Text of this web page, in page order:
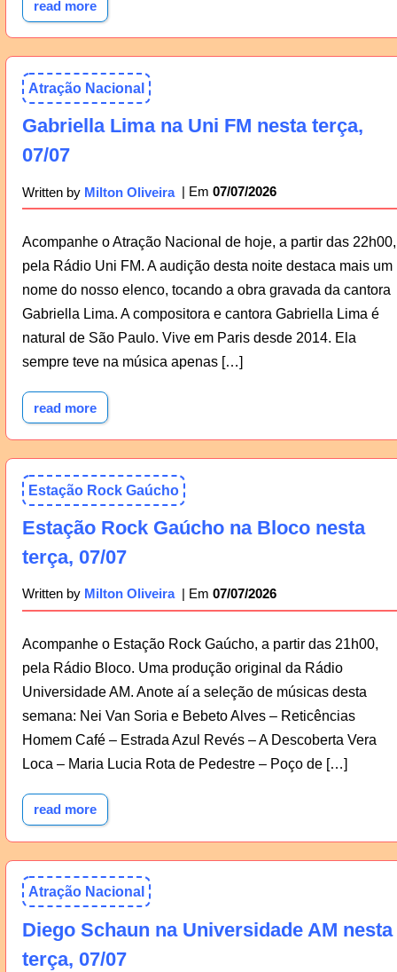
read more
Atração Nacional
Gabriella Lima na Uni FM nesta terça,
07/07
Written by Milton Oliveira 07/07/2026
Acompanhe o Atração Nacional de hoje, a partir das 22h00,
pela Rádio Uni FM. A audição desta noite destaca mais um
nome do nosso elenco, tocando a obra gravada da cantora
Gabriella Lima. A compositora e cantora Gabriella Lima é
natural de São Paulo. Vive em Paris desde 2014. Ela
sempre teve na música apenas […]
read more
Estação Rock Gaúcho
Estação Rock Gaúcho na Bloco nesta
terça, 07/07
Written by Milton Oliveira 07/07/2026
Acompanhe o Estação Rock Gaúcho, a partir das 21h00,
pela Rádio Bloco. Uma produção original da Rádio
Universidade AM. Anote aí a seleção de músicas desta
semana: Nei Van Soria e Bebeto Alves – Reticências
Homem Café – Estrada Azul Revés – A Descoberta Vera
Loca – Maria Lucia Rota de Pedestre – Poço de […]
read more
Atração Nacional
Diego Schaun na Universidade AM nesta
terça, 07/07